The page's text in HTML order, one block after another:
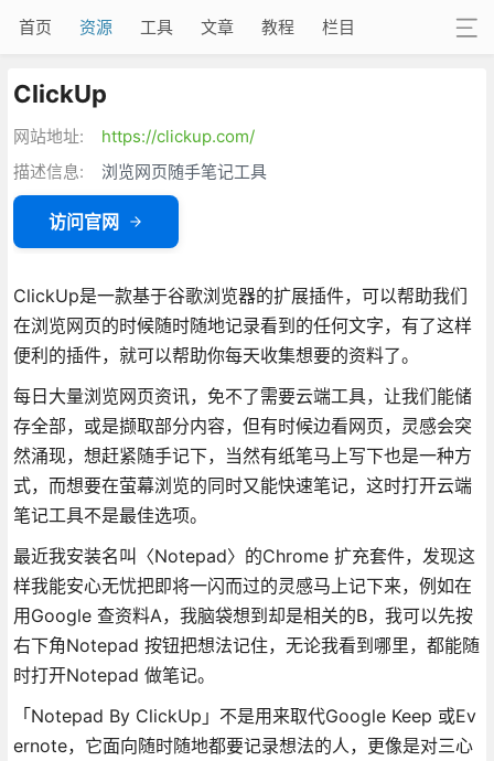
首页 资源 工具 文章 教程 栏目
ClickUp
网站地址:
https://clickup.com/
描述信息:
浏览网页随手笔记工具
访问官网
ClickUp是一款基于谷歌浏览器的扩展插件，可以帮助我们
在浏览网页的时候随时随地记录看到的任何文字，有了这样
便利的插件，就可以帮助你每天收集想要的资料了。
每日大量浏览网页资讯，免不了需要云端工具，让我们能储
存全部，或是撷取部分内容，但有时候边看网页，灵感会突
然涌现，想赶紧随手记下，当然有纸笔马上写下也是一种方
式，而想要在萤幕浏览的同时又能快速笔记，这时打开云端
笔记工具不是最佳选项。
最近我安装名叫〈Notepad〉的Chrome 扩充套件，发现这
样我能安心无忧把即将一闪而过的灵感马上记下来，例如在
用Google 查资料A，我脑袋想到却是相关的B，我可以先按
右下角Notepad 按钮把想法记住，无论我看到哪里，都能随
时打开Notepad 做笔记。
「Notepad By ClickUp」不是用来取代Google Keep 或Ev
ernote，它面向随时随地都要记录想法的人，更像是对三心